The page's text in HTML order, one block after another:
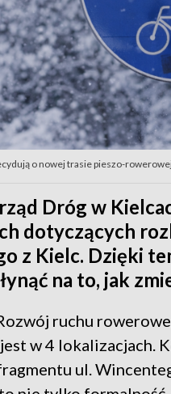
o nowej trasie pieszo-
Dróg w
dotyczących
z Kielc. Dzięki
na to, jak
ruchu
w 4 lokalizacjach.
ul.